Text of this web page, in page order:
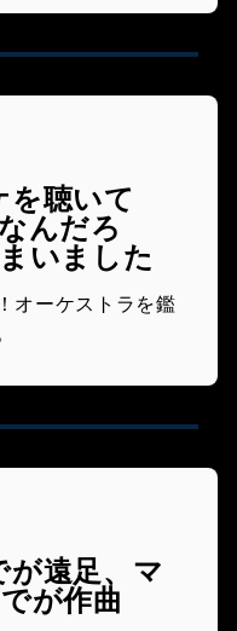
聴いて
んだろ
いました
オーケストラを鑑
遠足、マ
が作曲